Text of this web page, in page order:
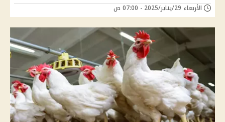
الأربعاء 29/يناير/2025 - 07:00 ص